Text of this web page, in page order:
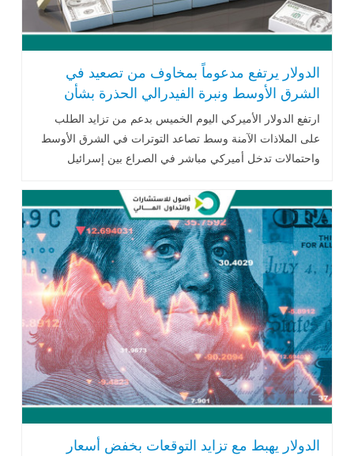
الدولار يرتفع مدعوماً بمخاوف من تصعيد في
الشرق الأوسط ونبرة الفيدرالي الحذرة بشأن
التضخم
ارتفع الدولار الأميركي اليوم الخميس بدعم من تزايد الطلب
على الملاذات الآمنة وسط تصاعد التوترات في الشرق الأوسط
واحتمالات تدخل أميركي مباشر في الصراع بين إسرائيل
الدولار يهبط مع تزايد التوقعات بخفض أسعار